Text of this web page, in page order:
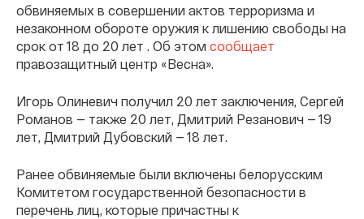
обвиняемых в совершении актов терроризма и
незаконном обороте оружия к лишению свободы на
срок от 18 до 20 лет . Об этом сообщает
правозащитный центр «Весна».
Игорь Олиневич получил 20 лет заключения, Сергей
Романов — также 20 лет, Дмитрий Резанович — 19
лет, Дмитрий Дубовский — 18 лет.
Ранее обвиняемые были включены белорусским
Комитетом государственной безопасности в
перечень лиц, которые причастны к